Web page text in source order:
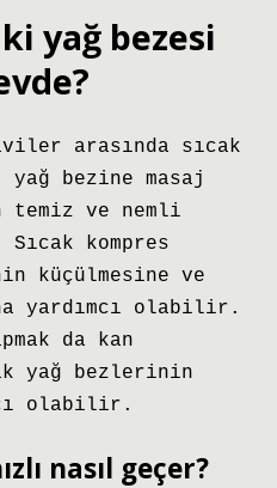
yağ bezesi
arasında sıcak
yağ bezine masaj
temiz ve nemli
kompres
küçülmesine ve
yardımcı olabilir.
da kan
yağ bezlerinin
olabilir.
nasıl geçer?